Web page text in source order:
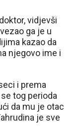
vidjevši
ga je u
kazao da
njegovo ime i
i prema
tog perioda
da mu je otac
je sve